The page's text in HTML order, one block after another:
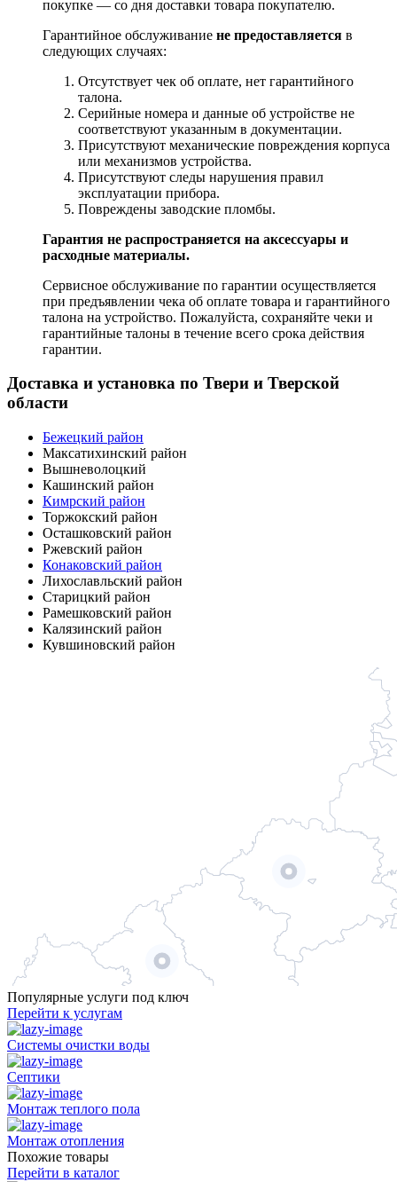
покупке — со дня доставки товара покупателю.
Гарантийное обслуживание не предоставляется в
следующих случаях:
Отсутствует чек об оплате, нет гарантийного
талона.
Серийные номера и данные об устройстве не
соответствуют указанным в документации.
Присутствуют механические повреждения корпуса
или механизмов устройства.
Присутствуют следы нарушения правил
эксплуатации прибора.
Повреждены заводские пломбы.
Гарантия не распространяется на аксессуары и
расходные материалы.
Сервисное обслуживание по гарантии осуществляется
при предъявлении чека об оплате товара и гарантийного
талона на устройство. Пожалуйста, сохраняйте чеки и
гарантийные талоны в течение всего срока действия
гарантии.
Доставка и установка по Твери и Тверской
области
Бежецкий район
Максатихинский район
Вышневолоцкий
Кашинский район
Кимрский район
Торжокский район
Осташковский район
Ржевский район
Конаковский район
Лихославльский район
Старицкий район
Рамешковский район
Калязинский район
Кувшиновский район
Популярные услуги под ключ
Перейти к услугам
Системы очистки воды
Септики
Монтаж теплого пола
Монтаж отопления
Похожие товары
Перейти в каталог